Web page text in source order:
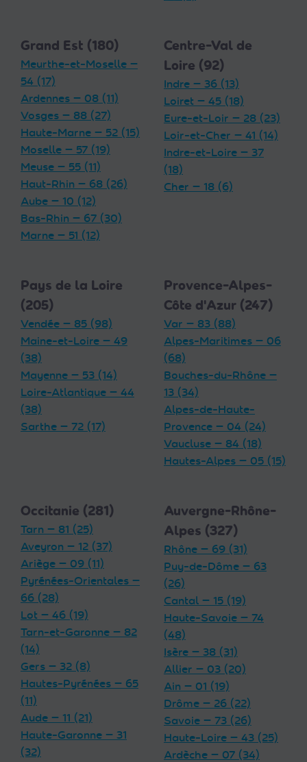
Grand Est (180)
Meurthe-et-Moselle —
54 (17)
Ardennes — 08 (11)
Vosges — 88 (27)
Haute-Marne — 52 (15)
Moselle — 57 (19)
Meuse — 55 (11)
Haut-Rhin — 68 (26)
Aube — 10 (12)
Bas-Rhin — 67 (30)
Marne — 51 (12)
Centre-Val de
Loire (92)
Indre — 36 (13)
Loiret — 45 (18)
Eure-et-Loir — 28 (23)
Loir-et-Cher — 41 (14)
Indre-et-Loire — 37
(18)
Cher — 18 (6)
Pays de la Loire
(205)
Vendée — 85 (98)
Maine-et-Loire — 49
(38)
Mayenne — 53 (14)
Loire-Atlantique — 44
(38)
Sarthe — 72 (17)
Provence-Alpes-
Côte d'Azur (247)
Var — 83 (88)
Alpes-Maritimes — 06
(68)
Bouches-du-Rhône —
13 (34)
Alpes-de-Haute-
Provence — 04 (24)
Vaucluse — 84 (18)
Hautes-Alpes — 05 (15)
Occitanie (281)
Tarn — 81 (25)
Aveyron — 12 (37)
Ariège — 09 (11)
Pyrénées-Orientales —
66 (28)
Lot — 46 (19)
Tarn-et-Garonne — 82
(14)
Gers — 32 (8)
Hautes-Pyrénées — 65
(11)
Aude — 11 (21)
Haute-Garonne — 31
(32)
Auvergne-Rhône-
Alpes (327)
Rhône — 69 (31)
Puy-de-Dôme — 63
(26)
Cantal — 15 (19)
Haute-Savoie — 74
(48)
Isère — 38 (31)
Allier — 03 (20)
Ain — 01 (19)
Drôme — 26 (22)
Savoie — 73 (26)
Haute-Loire — 43 (25)
Ardèche — 07 (34)